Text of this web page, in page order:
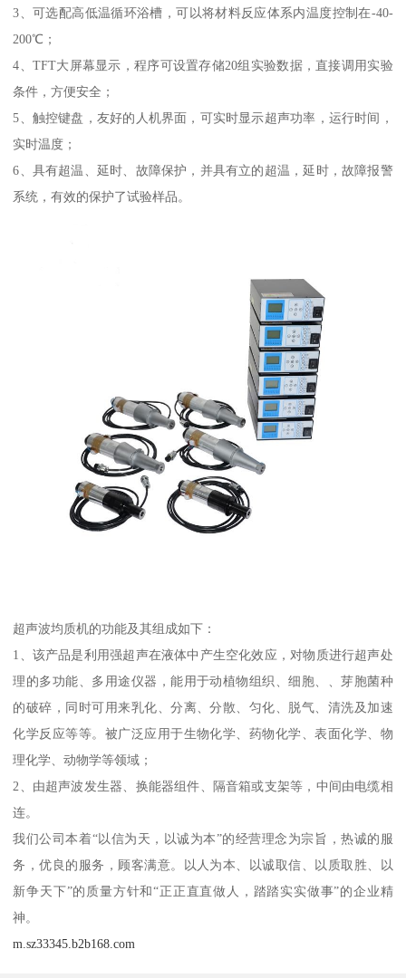
3、可选配高低温循环浴槽，可以将材料反应体系内温度控制在-40-
200℃；
4、TFT大屏幕显示，程序可设置存储20组实验数据，直接调用实验
条件，方便安全；
5、触控键盘，友好的人机界面，可实时显示超声功率，运行时间，
实时温度；
6、具有超温、延时、故障保护，并具有立的超温，延时，故障报警
系统，有效的保护了试验样品。
超声波均质机的功能及其组成如下：
1、该产品是利用强超声在液体中产生空化效应，对物质进行超声处
理的多功能、多用途仪器，能用于动植物组织、细胞、、芽胞菌种
的破碎，同时可用来乳化、分离、分散、匀化、脱气、清洗及加速
化学反应等等。被广泛应用于生物化学、药物化学、表面化学、物
理化学、动物学等领域；
2、由超声波发生器、换能器组件、隔音箱或支架等，中间由电缆相
连。
我们公司本着“以信为天，以诚为本”的经营理念为宗旨，热诚的服
务，优良的服务，顾客满意。以人为本、以诚取信、以质取胜、以
新争天下”的质量方针和“正正直直做人，踏踏实实做事”的企业精
神。
m.sz33345.b2b168.com